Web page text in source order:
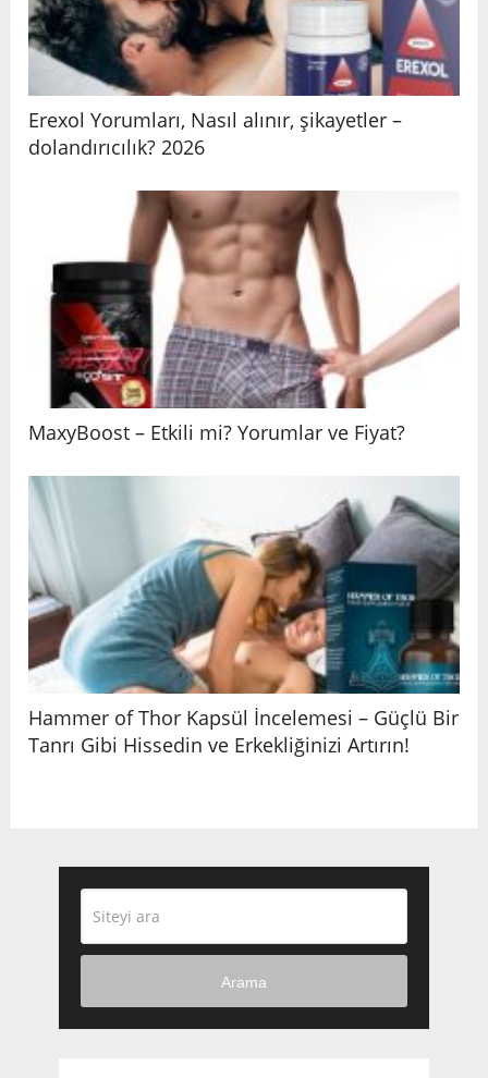
Erexol Yorumları, Nasıl alınır, şikayetler –
dolandırıcılık? 2026
MaxyBoost – Etkili mi? Yorumlar ve Fiyat?
Hammer of Thor Kapsül İncelemesi – Güçlü Bir
Tanrı Gibi Hissedin ve Erkekliğinizi Artırın!
Arama